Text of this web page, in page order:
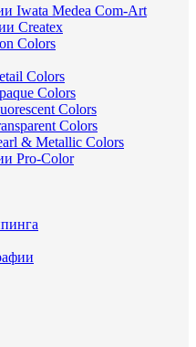
Iwata Medea Com-Art
Createx
Colors
Colors
Colors
Colors
Colors
& Metallic Colors
Pro-Color